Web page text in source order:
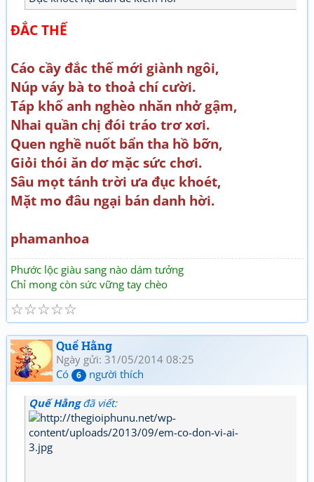
ĐẮC THẾ
Cáo cầy đắc thế mới giành ngôi,
Núp váy bà to thoả chí cười.
Táp khố anh nghèo nhăn nhở gậm,
Nhai quần chị đói tráo trơ xơi.
Quen nghề nuốt bẩn tha hồ bỡn,
Giỏi thói ăn dơ mặc sức chơi.
Sâu mọt tánh trời ưa đục khoét,
Mặt mo đâu ngại bán danh hời.
phamanhoa
Phước lộc giàu sang nào dám tưởng
Chỉ mong còn sức vững tay chèo
☆
☆
☆
☆
☆
Quế Hằng
Ngày gửi: 31/05/2014 08:25
Có
6 người thích
Quế Hằngđã viết: